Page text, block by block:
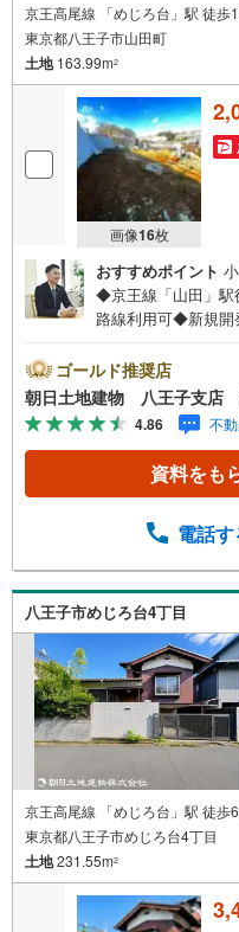
京王高尾線 「めじろ台」駅 徒歩
東京都八王子市山田町
土地163.99m2
画像16枚
おすすめポイント
◆京王線「山田」駅
路線利用可◆新規
宅街◆緑豊かな住環
や キッズスペース
様連れでも、安心し
ーンのご相談などお
名でお客様がご覧
ております。イン
す。 担当営業へご
社など、ご相談く
様の希望に合わせた
まい探しは朝日土
ください！
ゴールド推奨店
朝日土地建物 八王子支店
4.86 不
資料をも
電話す
八王子市めじろ台4丁目
京王高尾線 「めじろ台」駅 徒歩
東京都八王子市めじろ台4丁目
土地231.55m2